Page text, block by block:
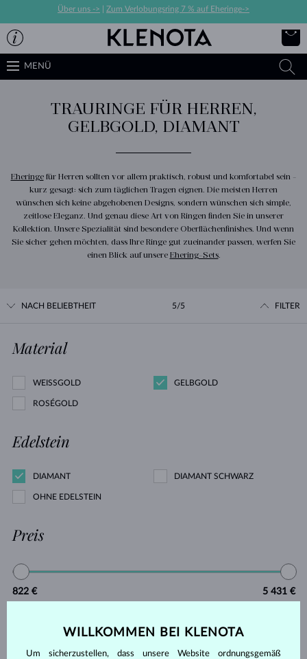
Über uns -> Zum Verlobungsring 7 % auf Eheringe->
MENÜ
TRAURINGE FÜR HERREN,
GELBGOLD, DIAMANT
Eheringefür Herren sollten vor allem praktisch, robust und komfortabel sein -
kurz gesagt: sich zum täglichen Tragen eignen. Die meisten Herren
wünschen sich keine abgehobenen Designs, sondern wünschen sich simple,
zeitlose Eleganz. Und genau diese Art von Ringen finden Sie in unserer
Kollektion. Unsere Spezialität sind besondere Oberflächenfinishes. Und wenn
Sie sicher gehen möchten, dass Ihre Ringe gut zueinander passen, werfen Sie
einen Blick auf unsere Ehering-Sets.
NACH BELIEBTHEIT 5/5 FILTER
Material
WEISSGOLD GELBGOLD
ROSÉGOLD
Edelstein
DIAMANT DIAMANT SCHWARZ
OHNE EDELSTEIN
Preis
822 € 5 431 €
WILLKOMMEN BEI KLENOTA
Um sicherzustellen, dass unsere Website ordnungsgemäß